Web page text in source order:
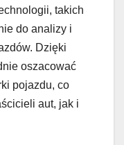
takich
do analizy i
Dzięki
oszacować
pojazdu, co
aut, jak i